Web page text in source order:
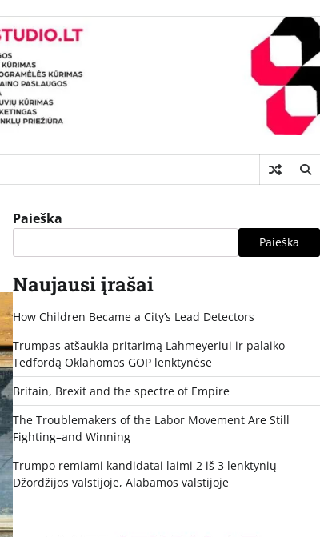
Paieška
Paieška
Naujausi įrašai
How Children Became a City’s Lead Detectors
Trumpas atšaukia pritarimą Lahmeyeriui ir palaiko
Tedfordą Oklahomos GOP lenktynėse
Britain, Brexit and the spectre of Empire
The Troublemakers of the Labor Movement Are Still
Fighting–and Winning
Trumpo remiami kandidatai laimi 2 iš 3 lenktynių
Džordžijos valstijoje, Alabamos valstijoje